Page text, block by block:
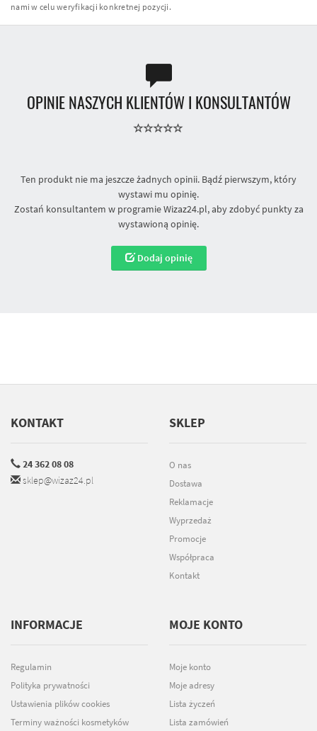
nami w celu weryfikacji konkretnej pozycji.
OPINIE NASZYCH KLIENTÓW I KONSULTANTÓW
Ten produkt nie ma jeszcze żadnych opinii. Bądź pierwszym, który
wystawi mu opinię.
Zostań konsultantem w programie Wizaz24.pl, aby zdobyć punkty za
wystawioną opinię.
Dodaj opinię
KONTAKT
24 362 08 08
sklep@wizaz24.pl
SKLEP
O nas
Dostawa
Reklamacje
Wyprzedaż
Promocje
Współpraca
Kontakt
INFORMACJE
Regulamin
Polityka prywatności
Ustawienia plików cookies
Terminy ważności kosmetyków
MOJE KONTO
Moje konto
Moje adresy
Lista życzeń
Lista zamówień